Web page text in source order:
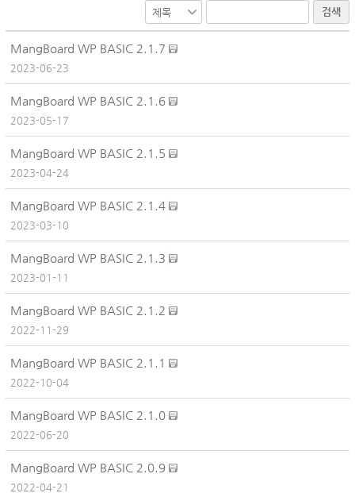
검색
MangBoard WP BASIC 2.1.7
2023-06-23
MangBoard WP BASIC 2.1.6
2023-05-17
MangBoard WP BASIC 2.1.5
2023-04-24
MangBoard WP BASIC 2.1.4
2023-03-10
MangBoard WP BASIC 2.1.3
2023-01-11
MangBoard WP BASIC 2.1.2
2022-11-29
MangBoard WP BASIC 2.1.1
2022-10-04
MangBoard WP BASIC 2.1.0
2022-06-20
MangBoard WP BASIC 2.0.9
2022-04-21